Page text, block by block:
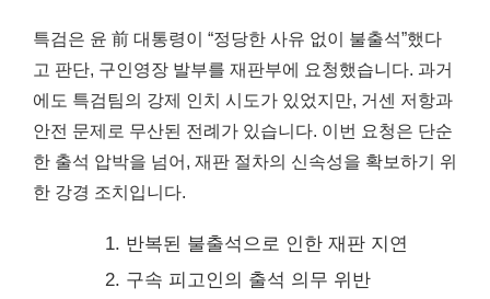
특검은 윤 前 대통령이 “정당한 사유 없이 불출석”했다
고 판단, 구인영장 발부를 재판부에 요청했습니다. 과거
에도 특검팀의 강제 인치 시도가 있었지만, 거센 저항과
안전 문제로 무산된 전례가 있습니다. 이번 요청은 단순
한 출석 압박을 넘어, 재판 절차의 신속성을 확보하기 위
한 강경 조치입니다.
반복된 불출석으로 인한 재판 지연
구속 피고인의 출석 의무 위반